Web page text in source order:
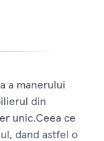
a manerului
din
unic.Ceea ce
dand astfel o